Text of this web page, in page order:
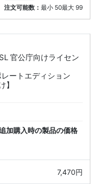
注文可能数： 最小 50最大 99
官公庁向けライセン
ートエディション
】
加購入時の製品の価格
7,470円